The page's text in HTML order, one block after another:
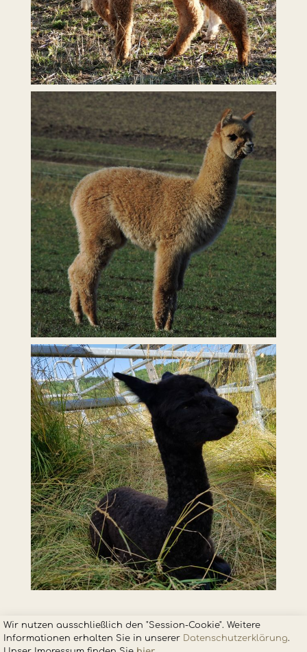
Wir nutzen ausschließlich den "Session-Cookie". Weitere
Informationen erhalten Sie in unserer Datenschutzerklärung.